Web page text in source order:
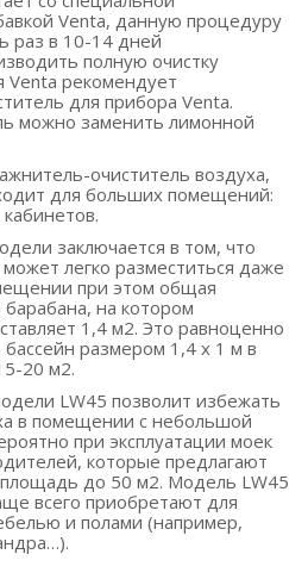
Venta, данную процедуру
раз в 10-14 дней
полную очистку
Venta рекомендует
для прибора Venta.
можно заменить лимонной
очиститель воздуха,
для больших помещений:
заключается в том, что
легко разместиться даже
при этом общая
на котором
1,4 м2. Это равноценно
размером 1,4 х 1 м в
20 м2.
LW45 позволит избежать
в помещении с небольшой
при эксплуатации моек
которые предлагают
до 50 м2. Модель LW45
всего приобретают для
и полами (например,